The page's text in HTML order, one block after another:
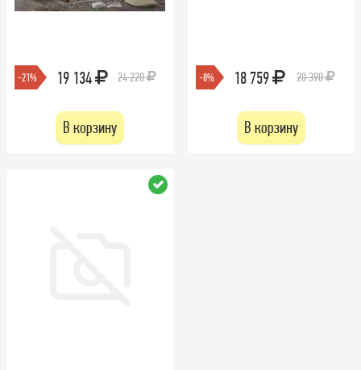
-21% 19 134 24 220
В корзину
-8% 18 759 20 390
В корзину